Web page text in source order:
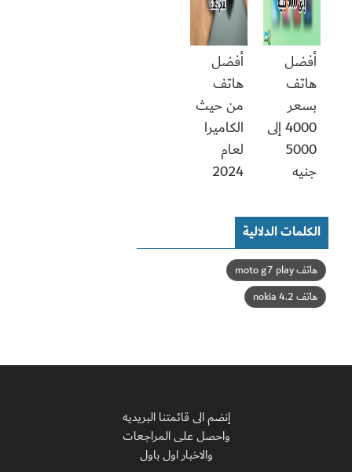
أفضل
هاتف
بسعر
4000 إلى
5000
جنيه
أفضل
هاتف
من حيث
الكاميرا
لعام
2024
الكلمات الدلالية
هاتف moto g7 play
هاتف nokia 4.2
إنضم الى قائمتنا البريديه
واحصل على المراجعات
والاخبار اول باول